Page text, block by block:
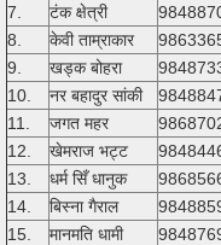
7.
टंक क्षेत्री
8.
केवी ताम्राकार
9.
खड्क बोहरा
10.
नर बहादुर सांकी
11.
जगत महर
12.
खेमराज भट्ट
13.
धर्म सिँ धानुक
14.
बिस्ना गैराल
15.
मानमति धामी